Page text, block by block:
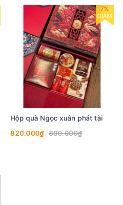
7%
GIẢM
Hộp quà Ngọc xuân phát tài
820.000₫ 880.000₫